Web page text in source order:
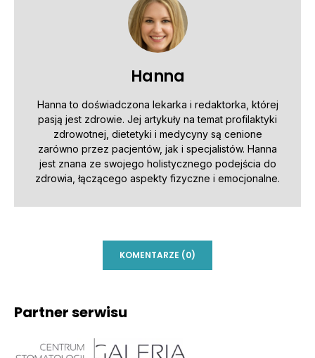
Hanna
Hanna to doświadczona lekarka i redaktorka, której
pasją jest zdrowie. Jej artykuły na temat profilaktyki
zdrowotnej, dietetyki i medycyny są cenione
zarówno przez pacjentów, jak i specjalistów. Hanna
jest znana ze swojego holistycznego podejścia do
zdrowia, łączącego aspekty fizyczne i emocjonalne.
KOMENTARZE (0)
Partner serwisu